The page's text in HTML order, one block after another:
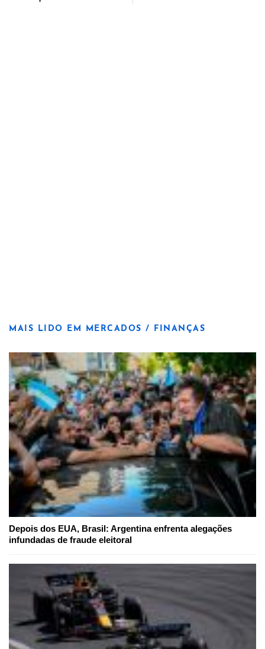
MAIS LIDO EM MERCADOS / FINANÇAS
Depois dos EUA, Brasil: Argentina enfrenta alegações
infundadas de fraude eleitoral